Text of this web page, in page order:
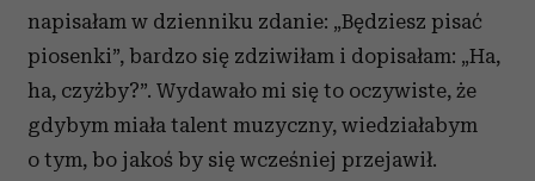
napisałam w dzienniku zdanie: „Będziesz pisać
piosenki”, bardzo się zdziwiłam i dopisałam: „Ha,
ha, czyżby?”. Wydawało mi się to oczywiste, że
gdybym miała talent muzyczny, wiedziałabym
o tym, bo jakoś by się wcześniej przejawił.